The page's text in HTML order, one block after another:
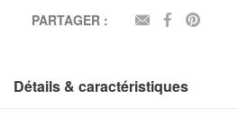
PARTAGER : EMAILFACEBOOK
Détails & caractéristiques